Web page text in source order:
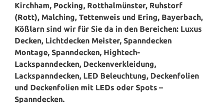
Kirchham, Pocking, Rotthalmünster, Ruhstorf
(Rott), Malching, Tettenweis und Ering, Bayerbach,
Kößlarn sind wir für Sie da in den Bereichen: Luxus
Decken, Lichtdecken Meister, Spanndecken
Montage, Spanndecken, Hightech-
Lackspanndecken, Deckenverkleidung,
Lackspanndecken, LED Beleuchtung, Deckenfolien
und Deckenfolien mit LEDs oder Spots –
Spanndecken.